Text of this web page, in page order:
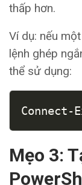
thấp hơn.
Ví dụ: nếu
lệnh ghép
thể sử dụng:
Connect-
Mẹo 3: